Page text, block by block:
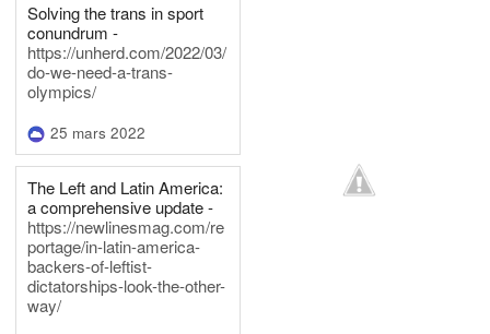
Solving the trans in sport
conundrum -
https://unherd.com/2022/03/
do-we-need-a-trans-
olympics/
25 mars 2022
The Left and Latin America:
a comprehensive update -
https://newlinesmag.com/re
portage/in-latin-america-
backers-of-leftist-
dictatorships-look-the-other-
way/